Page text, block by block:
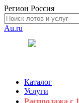
Регион Россия
Au.ru
Каталог
Услуги
Распродажа с 1